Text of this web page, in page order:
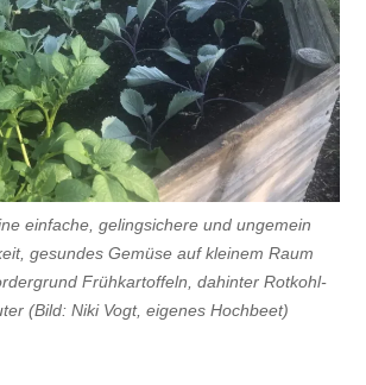
einfache, gelingsichere und ungemein
gesundes Gemüse auf kleinem Raum
Frühkartoffeln, dahinter Rotkohl-
(Bild: Niki Vogt, eigenes Hochbeet)